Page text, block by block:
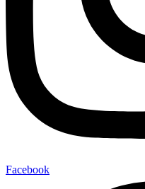
Facebook